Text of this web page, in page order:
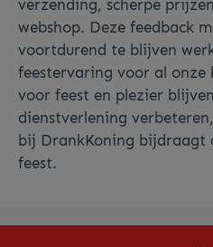
verzending, scherpe
webshop. Deze feedback
voortdurend te blijven
feestervaring voor al onze
voor feest en plezier
dienstverlening
bij DrankKoning bijdraagt
feest.